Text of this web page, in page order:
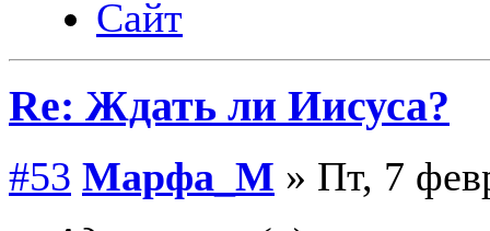
Сайт
Re: Ждать ли Иисуса?
#53 Марфа_М » Пт, 7